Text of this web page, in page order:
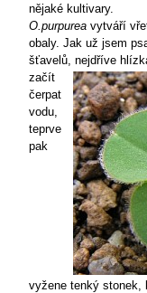
nějaké kultivary.
O.purpurea vytváří
obaly. Jak už jsem
šťavelů, nejdříve
začít
čerpat
vodu,
teprve
pak
vyžene tenký stonek,